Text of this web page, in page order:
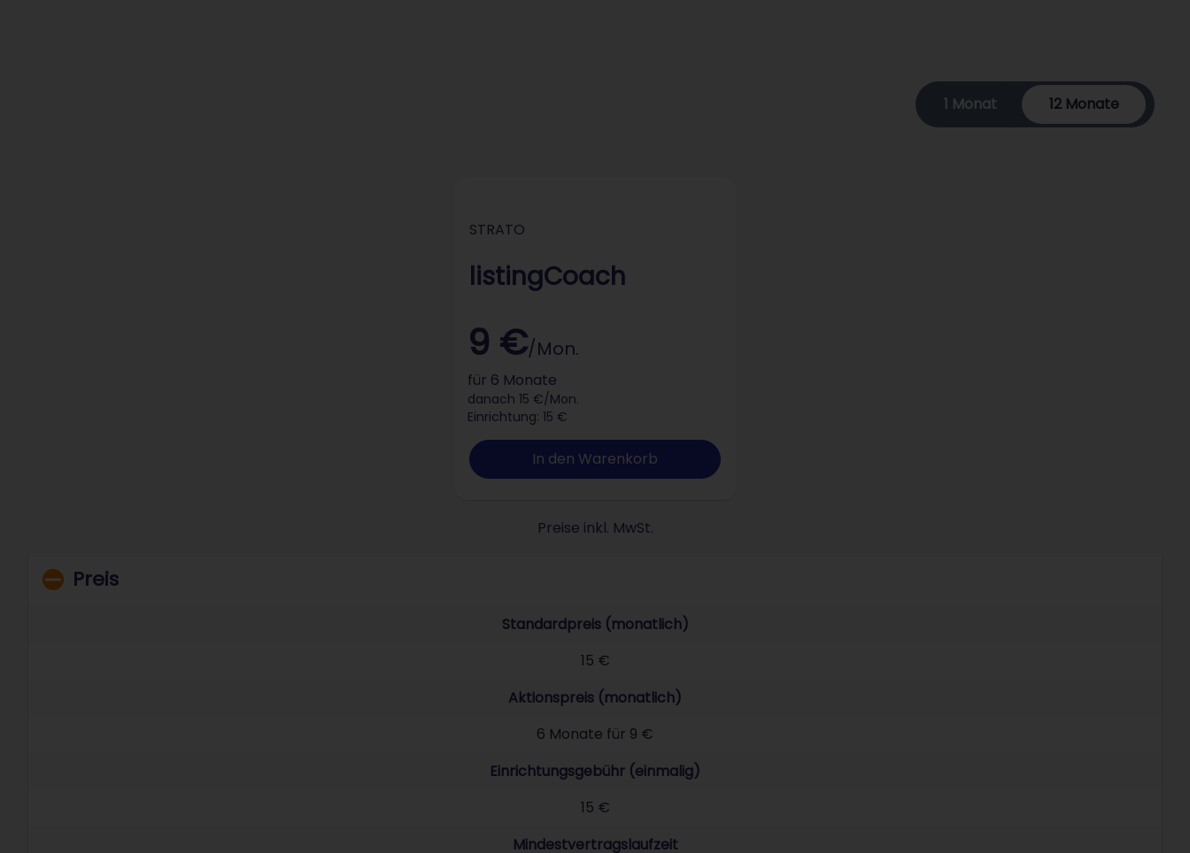
1 Monat 12 Monate
STRATO
listingCoach
9 €/Mon.
für 6 Monate
danach 15 €/Mon.
Einrichtung: 15 €
In den Warenkorb
Preise inkl. MwSt.
Preis
Standardpreis (monatlich)
15 €
Aktionspreis (monatlich)
6 Monate für 9 €
Einrichtungsgebühr (einmalig)
15 €
Mindestvertragslaufzeit